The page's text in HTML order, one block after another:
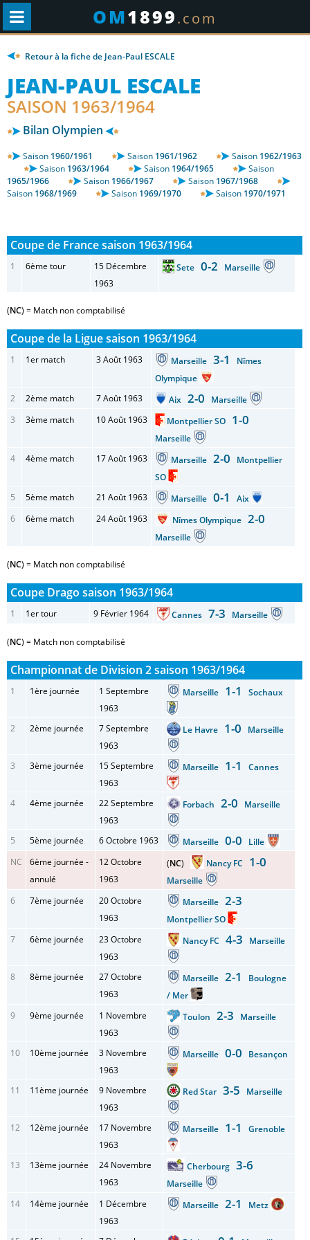
OM1899.com
Retour à la fiche de Jean-Paul ESCALE
JEAN-PAUL ESCALE
SAISON 1963/1964
Bilan Olympien
Saison 1960/1961 Saison 1961/1962 Saison 1962/1963
Saison 1963/1964 Saison 1964/1965
Saison
1965/1966
Saison 1966/1967 Saison 1967/1968
Saison 1968/1969 Saison 1969/1970 Saison 1970/1971
Coupe de France saison 1963/1964
1 6ème tour
15 Décembre
1963
Sete 0-2 Marseille
(NC) = Match non comptabilisé
Coupe de la Ligue saison 1963/1964
1 1er match 3 Août 1963 Marseille 3-1
Nîmes
Olympique
2
2ème match 7 Août 1963 Aix 2-0 Marseille
3
3ème match 10 Août 1963 Montpellier SO 1-0
Marseille
4
4ème match 17 Août 1963 Marseille 2-0 Montpellier
SO
5
5ème match 21 Août 1963 Marseille 0-1
Aix
6
6ème match 24 Août 1963 Nîmes Olympique2-0
Marseille
(NC) = Match non comptabilisé
Coupe Drago saison 1963/1964
1 1er tour 9 Février 1964 Cannes 7-3 Marseille
(NC) = Match non comptabilisé
Championnat de Division 2 saison 1963/1964
1 1ère journée
1 Septembre
1963
Marseille 1-1 Sochaux
2 2ème journée
7 Septembre
1963
Le Havre 1-0 Marseille
3 3ème journée
15 Septembre
1963
Marseille 1-1 Cannes
4 4ème journée
22 Septembre
1963
Forbach 2-0 Marseille
5 5ème journée 6 Octobre 1963 Marseille 0-0 Lille
NC
6ème journée -
annulé
12 Octobre
1963
(NC) Nancy FC 1-0
Marseille
6
7ème journée
20 Octobre
1963
Marseille 2-3
Montpellier SO
7
6ème journée
23 Octobre
1963
Nancy FC 4-3 Marseille
8 8ème journée
27 Octobre
1963
Marseille 2-1
Boulogne
/ Mer
9
9ème journée
1 Novembre
1963
Toulon 2-3 Marseille
10 10ème journée
3 Novembre
1963
Marseille 0-0 Besançon
11 11ème journée
9 Novembre
1963
Red Star3-5 Marseille
12 12ème journée
17 Novembre
1963
Marseille 1-1 Grenoble
13 13ème journée
24 Novembre
1963
Cherbourg3-6
Marseille
14
14ème journée
1 Décembre
1963
Marseille 2-1 Metz